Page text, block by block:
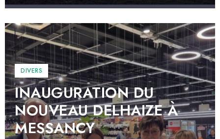
DIVERS
INAUGURATION DU
NOUVEAU DELHAIZE À
MESSANCY